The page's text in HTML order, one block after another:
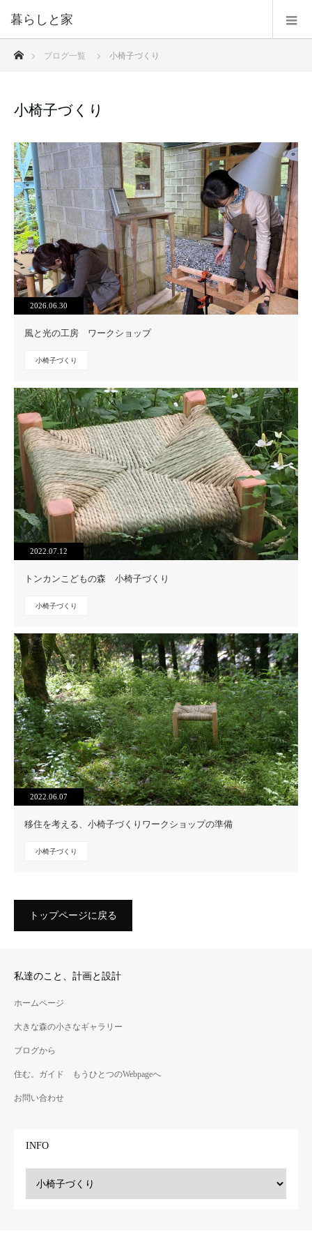
暮らしと家
ホームブログ一覧 小椅子づくり
小椅子づくり
2026.06.30
風と光の工房 ワークショップ
小椅子づくり
2022.07.12
トンカンこどもの森 小椅子づくり
小椅子づくり
2022.06.07
移住を考える、小椅子づくりワークショップの準備
小椅子づくり
トップページに戻る
私達のこと、計画と設計
ホームページ
大きな森の小さなギャラリー
ブログから
住む。ガイド もうひとつのWebpageへ
お問い合わせ
INFO